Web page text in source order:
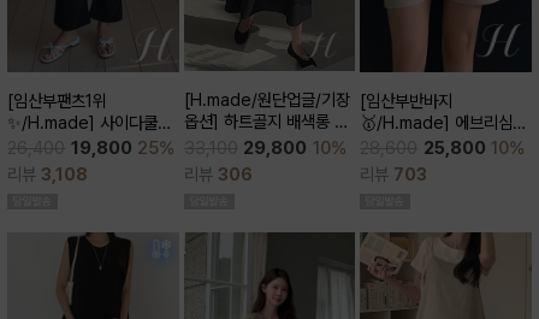
[임산부팬츠1위
✨/H.made] 사이다쿨링
부츠컷 팬츠 (키작/보통/키
큰)
19,800 25%
리뷰 3,108
[H.made/원단업글/기장
옵션] 하트골지 배색롱 원
29,800 10%
리뷰 306
[임산부반바지
🥇/H.made] 에브리심플
25,800 10%
리뷰 703